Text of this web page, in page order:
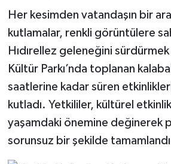
Her kesimden vatandaşın bir
kutlamalar, renkli görüntülere
Hıdırellez geleneğini
Kültür Parkı’nda toplanan
saatlerine kadar süren
kutladı. Yetkililer, kültürel
yaşamdaki önemine değinerek
sorunsuz bir şekilde